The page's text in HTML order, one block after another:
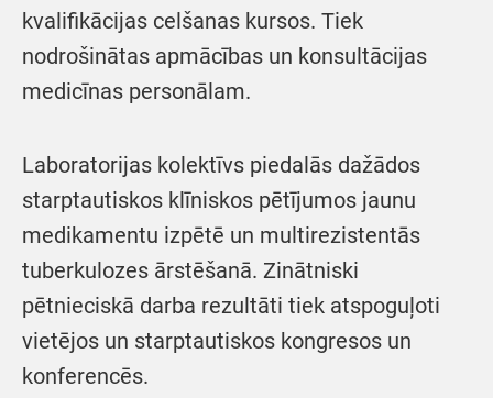
kvalifikācijas celšanas kursos. Tiek
nodrošinātas apmācības un konsultācijas
medicīnas personālam.
Laboratorijas kolektīvs piedalās dažādos
starptautiskos klīniskos pētījumos jaunu
medikamentu izpētē un multirezistentās
tuberkulozes ārstēšanā. Zinātniski
pētnieciskā darba rezultāti tiek atspoguļoti
vietējos un starptautiskos kongresos un
konferencēs.